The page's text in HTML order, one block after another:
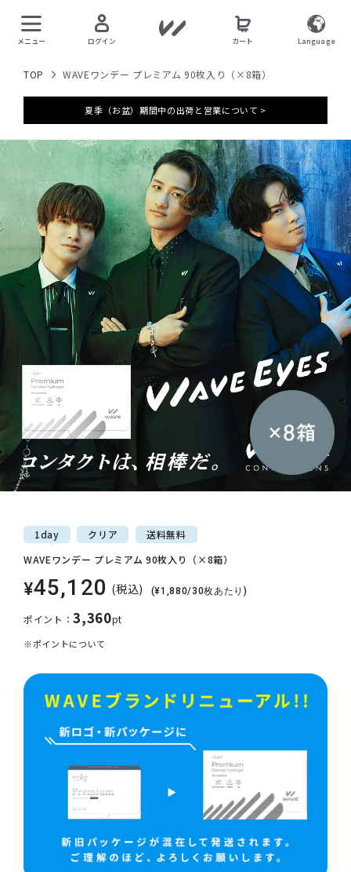
メニュー ログイン カート Language
TOP WAVEワンデー プレミアム 90枚入り（×8箱）
夏季（お盆）期間中の出荷と営業について >
1day クリア 送料無料
WAVEワンデー プレミアム 90枚入り（×8箱）
¥45,120 (税込) (¥1,880/30枚あたり)
ポイント：3,360pt
※ポイントについて